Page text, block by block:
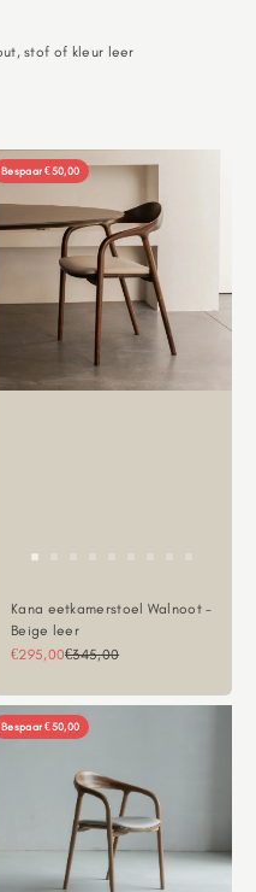
Bespaar €50,00
Kana eetkamerstoel Walnoot -
Beige leer
Aanbiedingsprijs
€295,00Normale prijs
€345,00
Bespaar €50,00